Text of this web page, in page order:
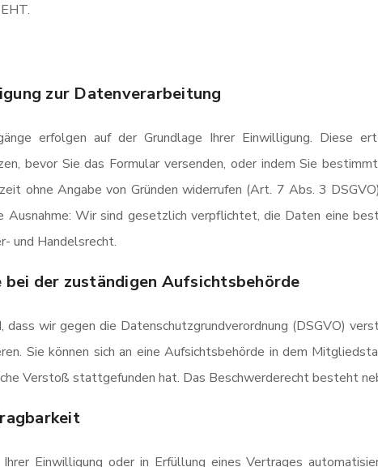
zur Datenverarbeitung
erfolgen auf der Grundlage Ihrer Einwilligung. Diese
bevor Sie das Formular versenden, oder indem Sie
ohne Angabe von Gründen widerrufen (Art. 7 Abs. 3
Ausnahme: Wir sind gesetzlich verpflichtet, die Daten eine
und Handelsrecht.
bei der zuständigen Aufsichtsbehörde
dass wir gegen die Datenschutzgrundverordnung (DSGVO)
Sie können sich an eine Aufsichtsbehörde in dem
Verstoß stattgefunden hat. Das Beschwerderecht besteht
Einwilligung oder in Erfüllung eines Vertrages